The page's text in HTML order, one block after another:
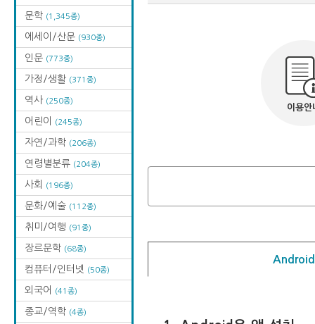
문학 (1,345종)
에세이/산문 (930종)
인문 (773종)
가정/생활 (371종)
역사 (250종)
어린이 (245종)
자연/과학 (206종)
연령별분류 (204종)
사회 (196종)
문화/예술 (112종)
취미/여행 (91종)
장르문학 (68종)
컴퓨터/인터넷 (50종)
외국어 (41종)
종교/역학 (4종)
이용안
Android